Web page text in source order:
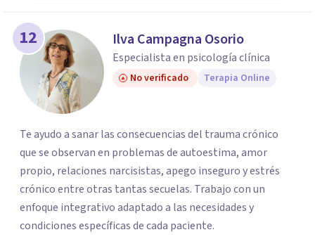
12 Ilva Campagna Osorio
Especialista en psicología clínica
No verificado Terapia Online
Te ayudo a sanar las consecuencias del trauma crónico
que se observan en problemas de autoestima, amor
propio, relaciones narcisistas, apego inseguro y estrés
crónico entre otras tantas secuelas. Trabajo con un
enfoque integrativo adaptado a las necesidades y
condiciones específicas de cada paciente.